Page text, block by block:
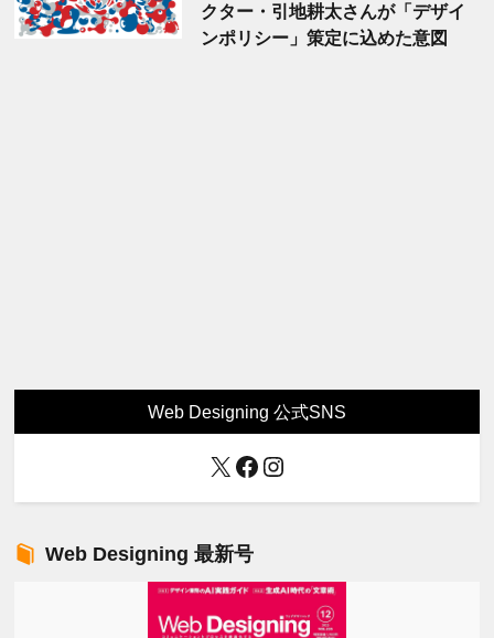
クター・引地耕太さんが「デザイ
ンポリシー」策定に込めた意図
Web Designing 公式SNS
X Facebook
Instagram
Web Designing 最新号